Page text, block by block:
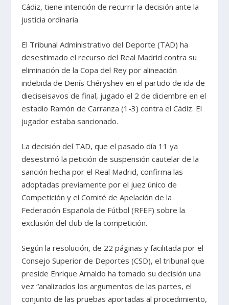
Cádiz, tiene intención de recurrir la decisión ante la
justicia ordinaria
El Tribunal Administrativo del Deporte (TAD) ha
desestimado el recurso del Real Madrid contra su
eliminación de la Copa del Rey por alineación
indebida de Denís Chéryshev en el partido de ida de
dieciseisavos de final, jugado el 2 de diciembre en el
estadio Ramón de Carranza (1-3) contra el Cádiz. El
jugador estaba sancionado.
La decisión del TAD, que el pasado día 11 ya
desestimó la petición de suspensión cautelar de la
sanción hecha por el Real Madrid, confirma las
adoptadas previamente por el juez único de
Competición y el Comité de Apelación de la
Federación Española de Fútbol (RFEF) sobre la
exclusión del club de la competición.
Según la resolución, de 22 páginas y facilitada por el
Consejo Superior de Deportes (CSD), el tribunal que
preside Enrique Arnaldo ha tomado su decisión una
vez “analizados los argumentos de las partes, el
conjunto de las pruebas aportadas al procedimiento,